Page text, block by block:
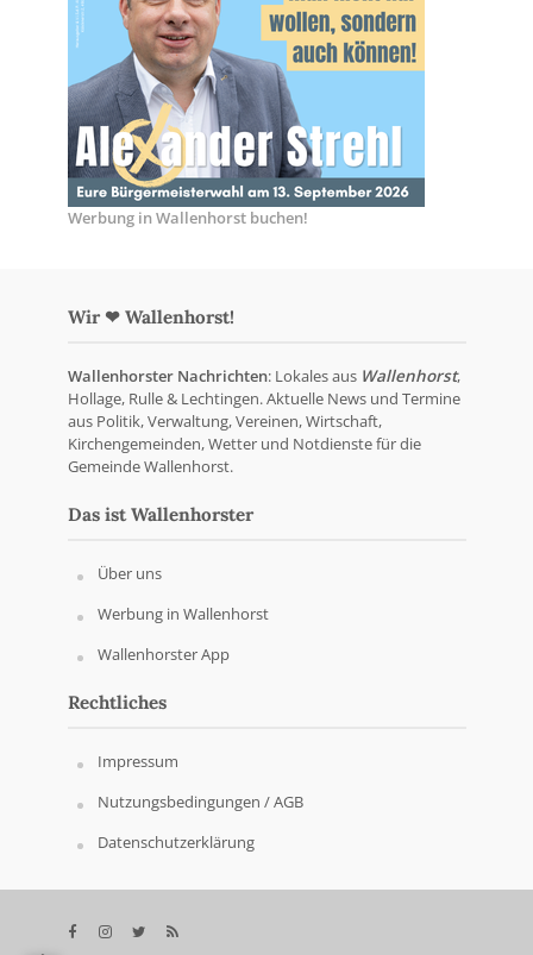
Werbung in Wallenhorst buchen!
Wir ❤ Wallenhorst!
Wallenhorster Nachrichten: Lokales aus Wallenhorst,
Hollage, Rulle & Lechtingen. Aktuelle News und Termine
aus Politik, Verwaltung, Vereinen, Wirtschaft,
Kirchengemeinden, Wetter und Notdienste für die
Gemeinde Wallenhorst.
Das ist Wallenhorster
Über uns
Werbung in Wallenhorst
Wallenhorster App
Rechtliches
Impressum
Nutzungsbedingungen / AGB
Datenschutzerklärung